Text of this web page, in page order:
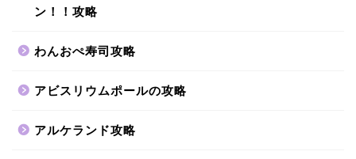
ン！！攻略
わんおぺ寿司攻略
アビスリウムポールの攻略
アルケランド攻略